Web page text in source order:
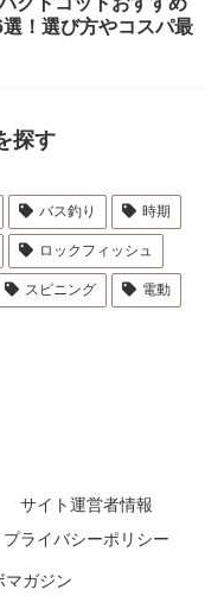
！選び方やコスパ最
探す
バス釣り 時期
ロックフィッシュ
スピニング 電動
サイト運営者情報
プライバシーポリシー
ガジン